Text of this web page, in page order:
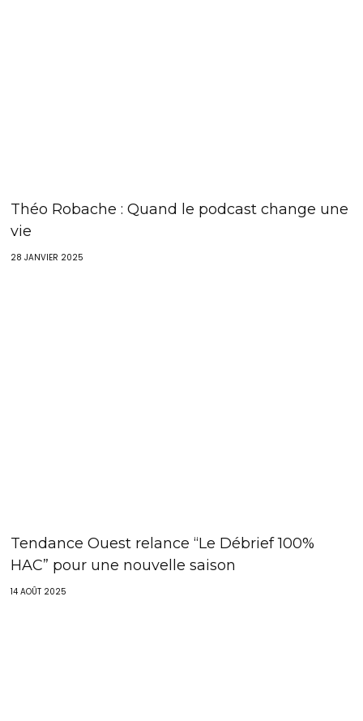
Théo Robache : Quand le podcast change une
vie
28 JANVIER 2025
Tendance Ouest relance “Le Débrief 100%
HAC” pour une nouvelle saison
14 AOÛT 2025